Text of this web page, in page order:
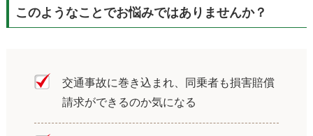
このようなことでお悩みではありませんか？
交通事故に巻き込まれ、同乗者も損害賠償
請求ができるのか気になる